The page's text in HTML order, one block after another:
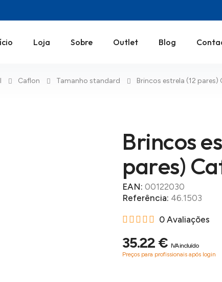
Loja Sobre Outlet Blog
Caflon Tamanho standard Brincos estrela (12 pares)
Brincos
pares)
EAN: 00122030
Referência: 46.1503
0 Avaliações
35.22 € IVA incluído
Preços para profissionais após login